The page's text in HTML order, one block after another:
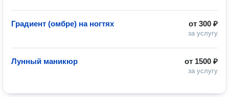
от 300 ₽
за услугу
Градиент (омбре) на ногтях
от 1500 ₽
за услугу
Лунный маникюр